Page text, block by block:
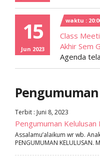
15
Jun 2023
waktu :
Class
Akhir Sem
Agenda
Pengumuman
Terbit : Juni 8, 2023
Pengumuman
Assalamu’alaikum wr wb.
PENGUMUMAN KELULUSAN.